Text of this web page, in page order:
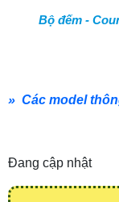
Bộ đếm -
» Các model
Đang cập nhật